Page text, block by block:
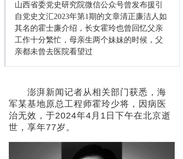
财经
教育
汽车
山西省委党史研究院微信公众号曾发布援引
自党史文汇2023年第1期的文章清正廉洁人如
其名的霍士廉介绍，长女霍玲也曾回忆父亲
工作十分繁忙，母亲生两个妹妹的时候，父
亲都未曾去医院看望过
澎湃新闻记者从相关部门获悉，海
军某基地原总工程师霍玲少将，因病医
治无效，于2024年4月1日下午在北京逝
世，享年77岁。